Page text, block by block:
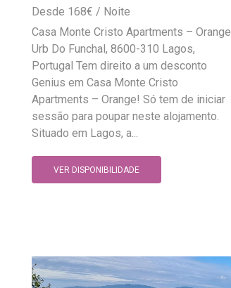
168€
Casa Monte Cristo Apartments – Orange
Urb Do Funchal, 8600-310 Lagos,
Portugal Tem direito a um desconto
Genius em Casa Monte Cristo
Apartments – Orange! Só tem de iniciar
sessão para poupar neste alojamento.
Situado em Lagos, a...
VER DISPONIBILIDADE